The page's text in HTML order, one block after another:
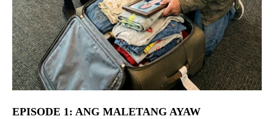
EPISODE 1: ANG MALETANG AYAW